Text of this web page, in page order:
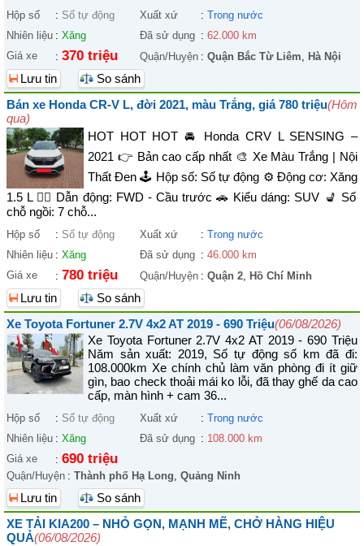
Hộp số : Số tự động Xuất xứ : Trong nước
Nhiên liệu : Xăng Đã sử dụng : 62.000 km
Giá xe
: 370 triệu Quận/Huyện : Quận Bắc Từ Liêm, Hà Nội
Lưu tin
So sánh
Bán xe Honda CR-V L, đời 2021, màu Trắng, giá 780 triệu(Hôm
qua)
HOT HOT HOT 🚘 Honda CRV L SENSING –
2021 👉 Bản cao cấp nhất 🎨 Xe Màu Trắng | Nội
Thất Đen 🕹️ Hộp số: Số tự động ⚙️ Động cơ: Xăng
1.5 L 🚴‍♀️ Dẫn động: FWD - Cầu trước 🚗 Kiểu dáng: SUV 💺 Số
chỗ ngồi: 7 chỗ...
Hộp số : Số tự động Xuất xứ : Trong nước
Nhiên liệu : Xăng Đã sử dụng : 46.000 km
Giá xe
: 780 triệu Quận/Huyện : Quận 2, Hồ Chí Minh
Lưu tin
So sánh
Xe Toyota Fortuner 2.7V 4x2 AT 2019 - 690 Triệu(06/08/2026)
Xe Toyota Fortuner 2.7V 4x2 AT 2019 - 690 Triệu
Năm sản xuất: 2019, Số tự động số km đã đi:
108.000km Xe chính chủ làm văn phòng đi ít giữ
gìn, bao check thoải mái ko lỗi, đã thay ghế da cao
cấp, màn hình + cam 36...
Hộp số : Số tự động Xuất xứ : Trong nước
Nhiên liệu : Xăng Đã sử dụng : 108.000 km
Giá xe
: 690 triệu
Quận/Huyện : Thành phố Hạ Long, Quảng Ninh
Lưu tin
So sánh
XE TẢI KIA200 – NHỎ GỌN, MẠNH MẼ, CHỞ HÀNG HIỆU
QUẢ(06/08/2026)